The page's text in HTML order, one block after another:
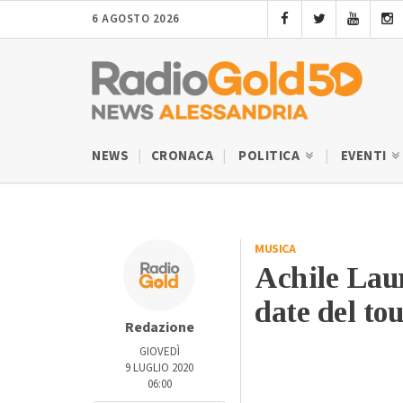
6 AGOSTO 2026
NEWS CRONACA POLITICA EVENTI
Redazione
GIOVEDÌ
9 LUGLIO 2020
06:00
MUSICA
Achile
date del